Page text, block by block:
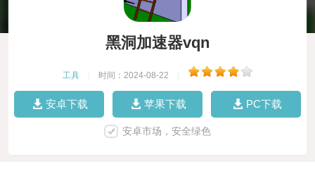
黑洞加速器vqn
工具 时间：2024-08-22
安卓下载 苹果下载 PC下载
安卓市场，安全绿色